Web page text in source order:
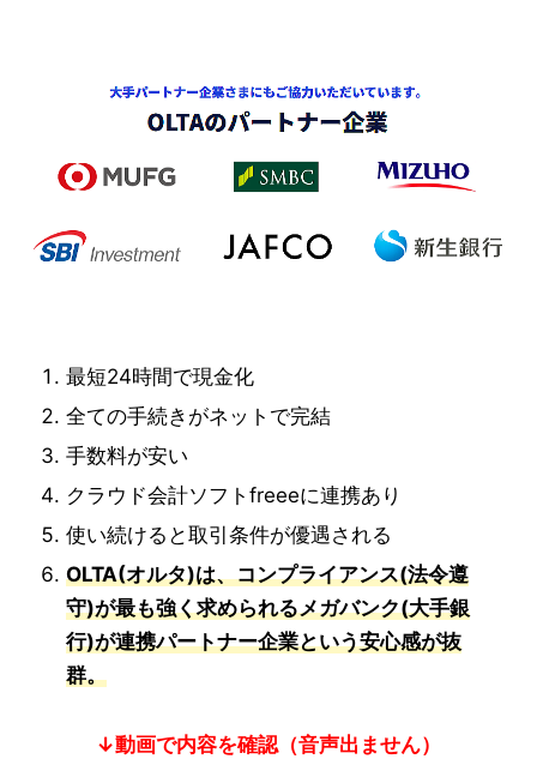
最短24時間で現金化
全ての手続きがネットで完結
手数料が安い
クラウド会計ソフトfreeeに連携あり
使い続けると取引条件が優遇される
OLTA(オルタ)は、コンプライアンス(法令遵
守)が最も強く求められるメガバンク(大手銀
行)が連携パートナー企業という安心感が抜
群。
↓動画で内容を確認（音声出ません）